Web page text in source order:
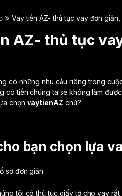
Vay tiền AZ- thủ tục vay đơn
AZ- thủ tục
có những nhu cầu riêng trong
có tiền chúng ta sẽ không làm
chọn vaytienAZ chứ?
bạn chọn lựa
sơ đơn giản
tôi có thủ tục giấy tờ cho vay